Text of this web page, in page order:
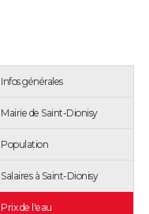
Infos générales
Mairie de Saint-Dionisy
Population
Salaires à Saint-Dionisy
Prix de l'eau